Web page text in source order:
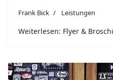
Frank Bick Leistungen
Weiterlesen: Flyer &